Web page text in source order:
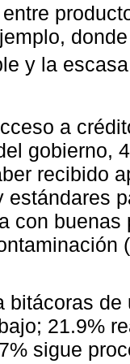
y la
a
gobierno,
recibido
estándares
con
bitácoras
21.9%
sigue